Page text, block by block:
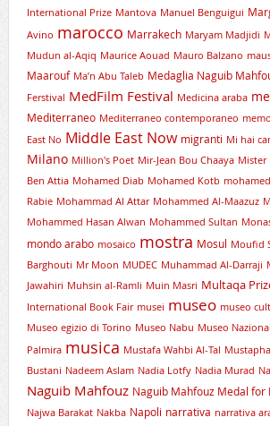
International Prize Mantova Manuel Benguigui
Avino marocco Marrakech Maryam Madjidi
Mudun al-Aqiq Maurice Aouad Mauro Balzano
Maarouf Ma’n Abu Taleb Medaglia Naguib
Ferstival MedFilm Festival Medicina araba
Mediterraneo Mediterraneo contemporaneo
East No Middle East Now migranti Mi hai
Milano Million's Poet Mir-Jean Bou Chaaya Mister
Ben Attia Mohamed Diab Mohamed Kotb
Rabie Mohammad Al Attar Mohammed Al-Maazuz
Mohammed Hasan Alwan Mohammed Sultan
mondo arabo mosaico mostra Mosul Moufid
Barghouti Mr Moon MUDEC Muhammad Al-Darraji
Jawahiri Muhsin al-Ramli Muin Masri Multaqa
International Book Fair musei museo museo
Museo egizio di Torino Museo Nabu Museo
Palmira musica Mustafa Wahbi Al-Tal
Bustani Nadeem Aslam Nadia Lotfy Nadia Murad
Naguib Mahfouz Naguib Mahfouz Medal for
Najwa Barakat Nakba Napoli narrativa narrativa